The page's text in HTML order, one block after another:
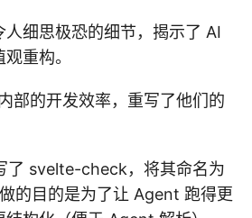
细思极恐的细节，揭示了 AI
重构。
部的开发效率，重写了他们的
了 svelte-check，将其命名为
的目的是为了让 Agent 跑得更